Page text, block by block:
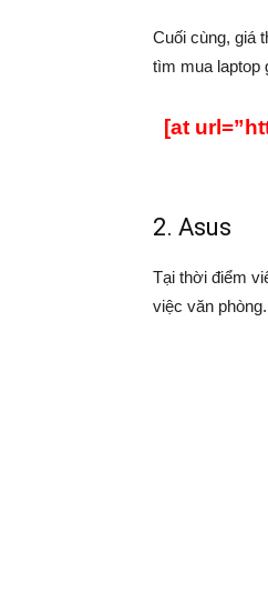
Cuối cùng, giá
tìm mua laptop
[at
2. Asus
Tại thời điểm
việc văn